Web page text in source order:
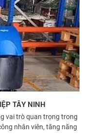
TÂY NINH
vai trò quan trọng trong
nhân viên, tăng năng